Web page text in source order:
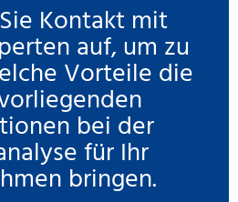
Kontakt mit
auf, um zu
Vorteile die
bei der
für Ihr
bringen.